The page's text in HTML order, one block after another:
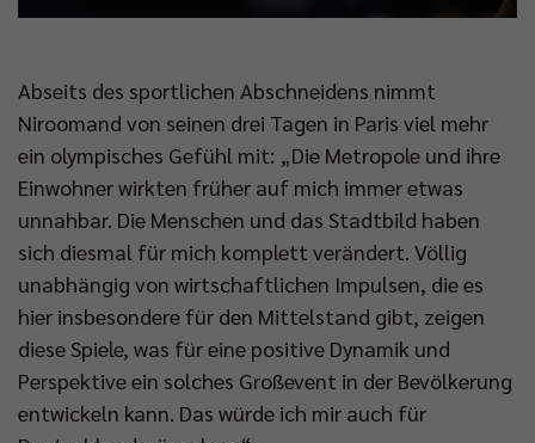
Abseits des sportlichen Abschneidens nimmt
Niroomand von seinen drei Tagen in Paris viel mehr
ein olympisches Gefühl mit: „Die Metropole und ihre
Einwohner wirkten früher auf mich immer etwas
unnahbar. Die Menschen und das Stadtbild haben
sich diesmal für mich komplett verändert. Völlig
unabhängig von wirtschaftlichen Impulsen, die es
hier insbesondere für den Mittelstand gibt, zeigen
diese Spiele, was für eine positive Dynamik und
Perspektive ein solches Großevent in der Bevölkerung
entwickeln kann. Das würde ich mir auch für